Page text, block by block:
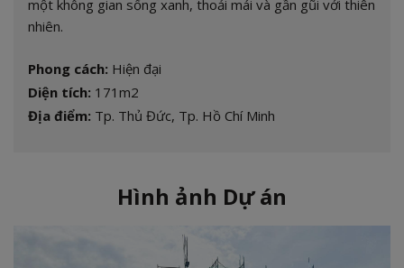
một không gian sống xanh, thoải mái và gần gũi với thiên
nhiên.
Phong cách: Hiện đại
Diện tích: 171m2
Địa điểm: Tp. Thủ Đức, Tp. Hồ Chí Minh
Hình ảnh Dự án